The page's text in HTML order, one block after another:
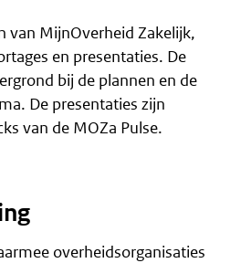
van MijnOverheid Zakelijk,
en presentaties. De
bij de plannen en de
De presentaties zijn
van de MOZa Pulse.
overheidsorganisaties